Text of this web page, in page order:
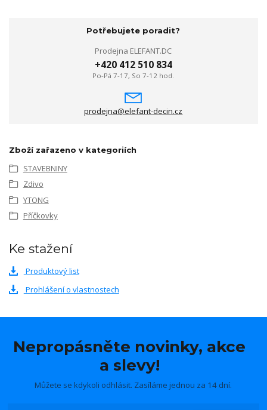
Potřebujete poradit?
Prodejna ELEFANT.DC
+420 412 510 834
Po-Pá 7-17, So 7-12 hod.
prodejna@elefant-decin.cz
Zboží zařazeno v kategoriích
STAVEBNINY
Zdivo
YTONG
Příčkovky
Ke stažení
Produktový list
Prohlášení o vlastnostech
Nepropásněte novinky, akce
a slevy!
Můžete se kdykoli odhlásit. Zasíláme jednou za 14 dní.